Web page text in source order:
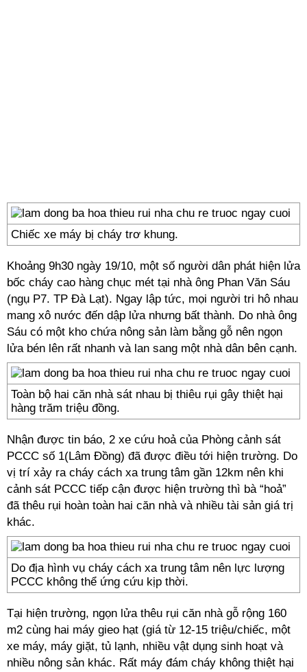
Chiếc xe máy bị cháy trơ khung.
Khoảng 9h30 ngày 19/10, một số người dân phát hiện lửa
bốc cháy cao hàng chục mét tại nhà ông Phan Văn Sáu
(ngụ P7. TP Đà Lạt). Ngay lập tức, mọi người tri hô nhau
mang xô nước đến dập lửa nhưng bất thành. Do nhà ông
Sáu có một kho chứa nông sản làm bằng gỗ nên ngọn
lửa bén lên rất nhanh và lan sang một nhà dân bên cạnh.
Toàn bộ hai căn nhà sát nhau bị thiêu rụi gây thiệt hại
hàng trăm triệu đồng.
Nhận được tin báo, 2 xe cứu hoả của Phòng cảnh sát
PCCC số 1(Lâm Đồng) đã được điều tới hiện trường. Do
vị trí xảy ra cháy cách xa trung tâm gần 12km nên khi
cảnh sát PCCC tiếp cận được hiện trường thì bà “hoả”
đã thêu rụi hoàn toàn hai căn nhà và nhiều tài sản giá trị
khác.
Do địa hình vụ cháy cách xa trung tâm nên lực lượng
PCCC không thể ứng cứu kịp thời.
Tại hiện trường, ngọn lửa thêu rụi căn nhà gỗ rộng 160
m2 cùng hai máy gieo hạt (giá từ 12-15 triệu/chiếc, một
xe máy, máy giặt, tủ lạnh, nhiều vật dụng sinh hoạt và
nhiều nông sản khác. Rất máy đám cháy không thiệt hại